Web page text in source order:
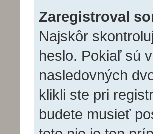
Zaregistroval
Najskôr
heslo. Pokiaľ sú
nasledovných
klikli ste pri
budete musieť